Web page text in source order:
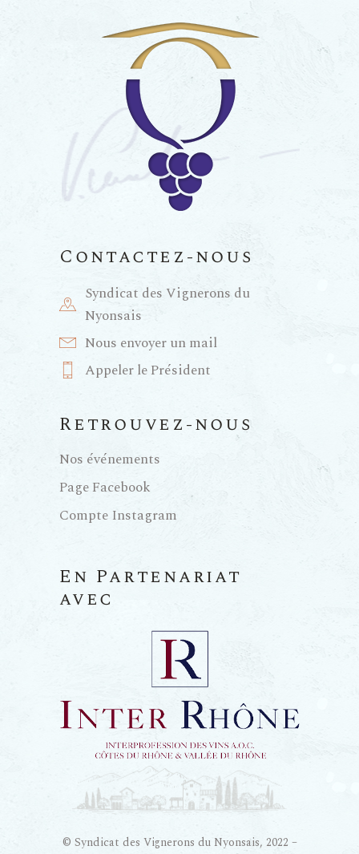
Contactez-nous
Syndicat des Vignerons du
Nyonsais
Nous envoyer un mail
Appeler le Président
Retrouvez-nous
Nos événements
Page Facebook
Compte Instagram
En Partenariat
avec
© Syndicat des Vignerons du Nyonsais, 2022 –